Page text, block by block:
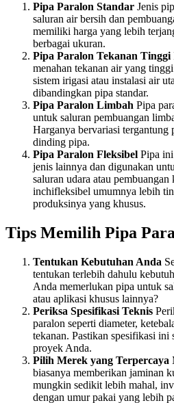
Pipa Paralon Standar Jenis
saluran air bersih dan
memiliki harga yang lebih
berbagai ukuran.
Pipa Paralon Tekanan Tinggi
menahan tekanan air yang
sistem irigasi atau instalasi air
dibandingkan pipa standar.
Pipa Paralon Limbah Pipa
untuk saluran pembuangan
Harganya bervariasi tergantung
dinding pipa.
Pipa Paralon Fleksibel Pipa
jenis lainnya dan digunakan
saluran udara atau pembuangan
inchifleksibel umumnya lebih
produksinya yang khusus.
Tips Memilih Pipa
Tentukan Kebutuhan Anda
tentukan terlebih dahulu
Anda memerlukan pipa untuk
atau aplikasi khusus lainnya?
Periksa Spesifikasi Teknis
paralon seperti diameter,
tekanan. Pastikan spesifikasi ini
proyek Anda.
Pilih Merek yang Terpercaya
biasanya memberikan jaminan
mungkin sedikit lebih mahal,
dengan umur pakai yang lebih